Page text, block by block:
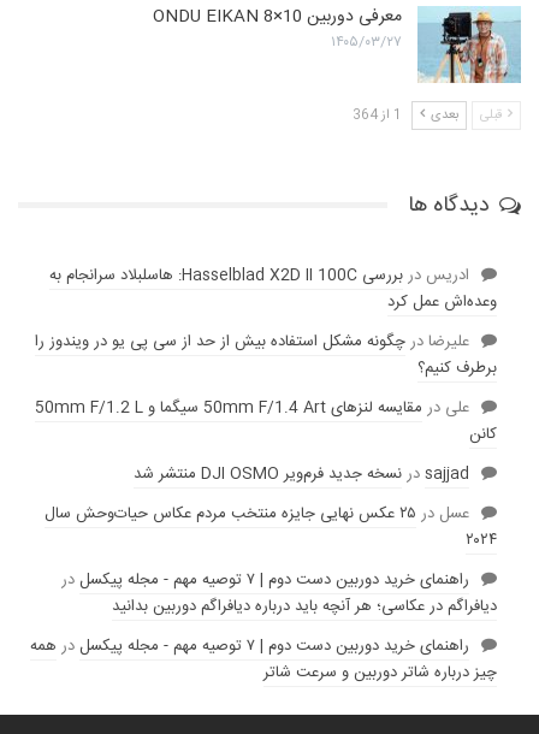
معرفی دوربین ONDU EIKAN 8×10
۱۴۰۵/۰۳/۲۷
قبلی بعدی 1 از 364
دیدگاه ها
ادریس در
بررسی Hasselblad X2D II 100C: هاسلبلاد سرانجام به
وعده‌‌اش عمل کرد
عليرضادرچگونه مشکل استفاده بیش از حد از سی پی یو در ویندوز را
برطرف کنیم؟
علی در
مقایسه لنز‌های 50mm F/1.4 Art سیگما و 50mm F/1.2 L
کانن
sajjadدرنسخه جدید فرم‌ویر DJI OSMO منتشر شد
عسل در
۲۵ عکس نهایی جایزه منتخب مردم عکاس حیات‌وحش سال
۲۰۲۴
راهنمای خرید دوربین دست دوم | ۷ توصیه مهم - مجله پیکسل
در
دیافراگم در عکاسی؛ هر آنچه باید درباره دیافراگم دوربین بدانید
راهنمای خرید دوربین دست دوم | ۷ توصیه مهم - مجله پیکسل
در همه
چیز درباره شاتر دوربین و سرعت شاتر